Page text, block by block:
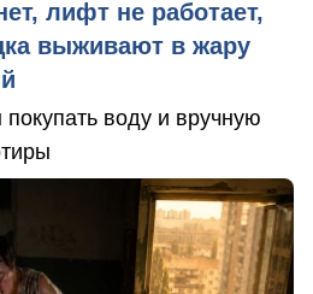
лифт не работает,
выживают в жару
воду и вручную